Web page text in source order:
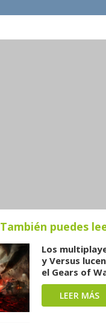
También puedes
Los
y Versus
el Gears of
LEER MÁS